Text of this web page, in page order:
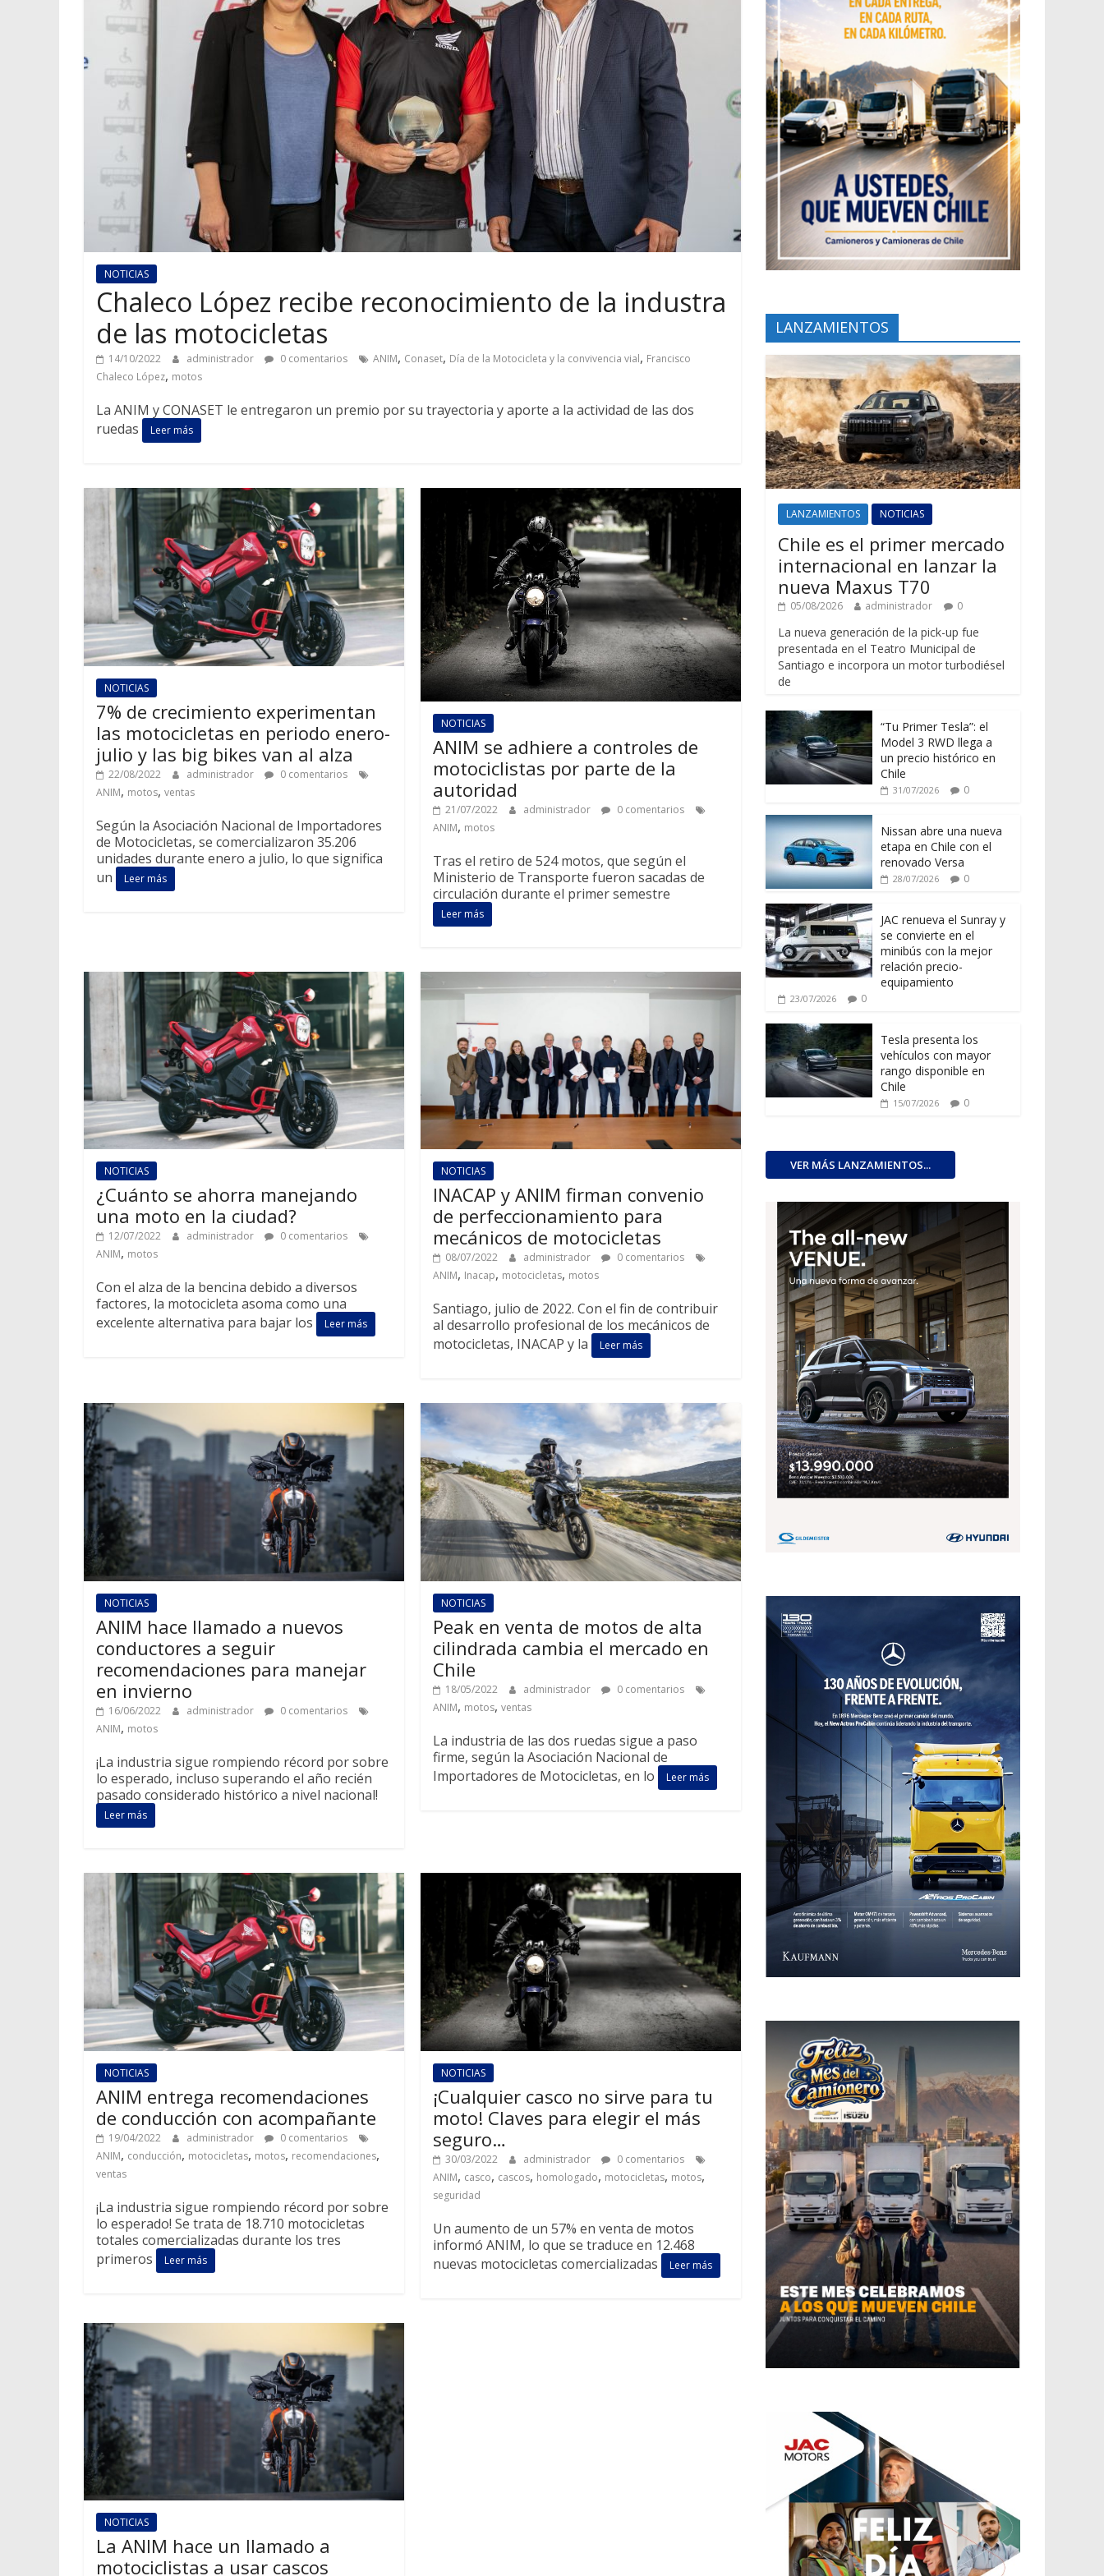
NOTICIAS
Chaleco López recibe reconocimiento de la industra
de las motocicletas
14/10/2022 administrador 0 comentarios ANIM, Conaset, Día de la Motocicleta y la convivencia vial, Francisco
Chaleco López, motos
La ANIM y CONASET le entregaron un premio por su trayectoria y aporte a la actividad de las dos
ruedas
Leer más
NOTICIAS
7% de crecimiento experimentan
las motocicletas en periodo enero-
julio y las big bikes van al alza
22/08/2022 administrador
0 comentarios
ANIM, motos, ventas
Según la Asociación Nacional de Importadores
de Motocicletas, se comercializaron 35.206
unidades durante enero a julio, lo que significa
un
Leer más
NOTICIAS
ANIM se adhiere a controles de
motociclistas por parte de la
autoridad
21/07/2022 administrador
0 comentarios
ANIM, motos
Tras el retiro de 524 motos, que según el
Ministerio de Transporte fueron sacadas de
circulación durante el primer semestre
Leer más
NOTICIAS
¿Cuánto se ahorra manejando
una moto en la ciudad?
12/07/2022 administrador
0 comentarios
ANIM, motos
Con el alza de la bencina debido a diversos
factores, la motocicleta asoma como una
excelente alternativa para bajar los
Leer más
NOTICIAS
INACAP y ANIM firman convenio
de perfeccionamiento para
mecánicos de motocicletas
08/07/2022 administrador
0 comentarios
ANIM, Inacap, motocicletas, motos
Santiago, julio de 2022. Con el fin de contribuir
al desarrollo profesional de los mecánicos de
motocicletas, INACAP y la
Leer más
NOTICIAS
ANIM hace llamado a nuevos
conductores a seguir
recomendaciones para manejar
en invierno
16/06/2022 administrador
0 comentarios
ANIM, motos
¡La industria sigue rompiendo récord por sobre
lo esperado, incluso superando el año recién
pasado considerado histórico a nivel nacional!
Leer más
NOTICIAS
Peak en venta de motos de alta
cilindrada cambia el mercado en
Chile
18/05/2022 administrador
0 comentarios
ANIM, motos,ventas
La industria de las dos ruedas sigue a paso
firme, según la Asociación Nacional de
Importadores de Motocicletas, en lo
Leer más
NOTICIAS
ANIM entrega recomendaciones
de conducción con acompañante
19/04/2022 administrador
0 comentarios
ANIM, conducción, motocicletas, motos, recomendaciones,
ventas
¡La industria sigue rompiendo récord por sobre
lo esperado! Se trata de 18.710 motocicletas
totales comercializadas durante los tres
primeros
Leer más
NOTICIAS
¡Cualquier casco no sirve para tu
moto! Claves para elegir el más
seguro…
30/03/2022 administrador
0 comentarios
ANIM, casco, cascos, homologado, motocicletas, motos,
seguridad
Un aumento de un 57% en venta de motos
informó ANIM, lo que se traduce en 12.468
nuevas motocicletas comercializadas
Leer más
NOTICIAS
La ANIM hace un llamado a
motociclistas a usar cascos
LANZAMIENTOS
LANZAMIENTOS NOTICIAS
Chile es el primer mercado
internacional en lanzar la
nueva Maxus T70
05/08/2026 administrador 0
La nueva generación de la pick-up fue
presentada en el Teatro Municipal de
Santiago e incorpora un motor turbodiésel
de
“Tu Primer Tesla”: el
Model 3 RWD llega a
un precio histórico en
Chile
31/07/2026 0
Nissan abre una nueva
etapa en Chile con el
renovado Versa
28/07/2026 0
JAC renueva el Sunray y
se convierte en el
minibús con la mejor
relación precio-
equipamiento
23/07/2026 0
Tesla presenta los
vehículos con mayor
rango disponible en
Chile
15/07/2026 0
VER MÁS LANZAMIENTOS...